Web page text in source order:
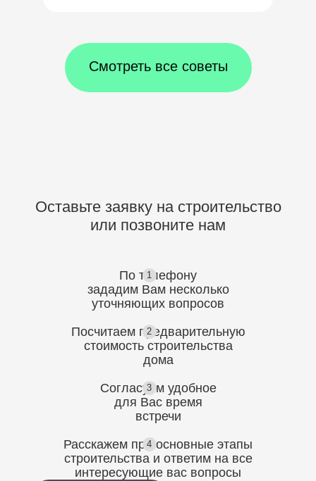
Смотреть все советы
Оставьте заявку на строительство
или позвоните нам
1
По телефону
зададим Вам несколько
уточняющих вопросов
2
Посчитаем предварительную
стоимость строительства
дома
3
Согласуем удобное
для Вас время
встречи
4
Расскажем про основные этапы
строительства и ответим на все
интересующие вас вопросы